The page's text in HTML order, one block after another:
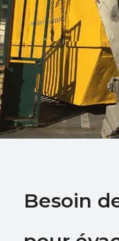
Besoin